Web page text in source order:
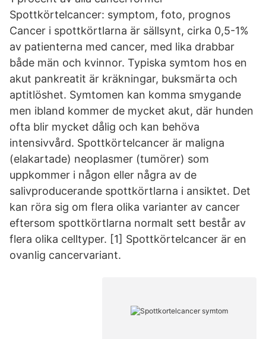
Spottkörtelcancer: symptom, foto, prognos
Cancer i spottkörtlarna är sällsynt, cirka 0,5-1%
av patienterna med cancer, med lika drabbar
både män och kvinnor. Typiska symtom hos en
akut pankreatit är kräkningar, buksmärta och
aptitlöshet. Symtomen kan komma smygande
men ibland kommer de mycket akut, där hunden
ofta blir mycket dålig och kan behöva
intensivvård. Spottkörtelcancer är maligna
(elakartade) neoplasmer (tumörer) som
uppkommer i någon eller några av de
salivproducerande spottkörtlarna i ansiktet. Det
kan röra sig om flera olika varianter av cancer
eftersom spottkörtlarna normalt sett består av
flera olika celltyper. [1] Spottkörtelcancer är en
ovanlig cancervariant.